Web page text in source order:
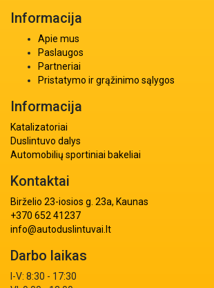
Informacija
Apie mus
Paslaugos
Partneriai
Pristatymo ir grąžinimo sąlygos
Informacija
Katalizatoriai
Duslintuvo dalys
Automobilių sportiniai bakeliai
Kontaktai
Birželio 23-iosios g. 23a, Kaunas
+370 652 41237
info@autoduslintuvai.lt
Darbo laikas
I-V: 8:30 - 17:30